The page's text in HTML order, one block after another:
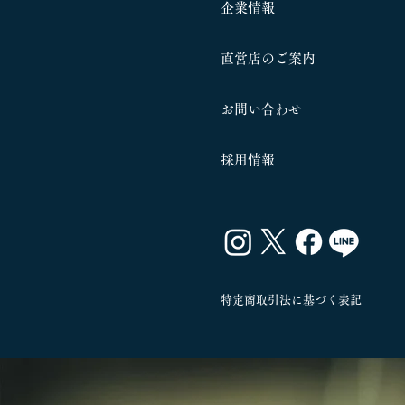
企業情報
​直営店のご案内
お問い合わせ
​採用情報
特定商取引法に基づく表記